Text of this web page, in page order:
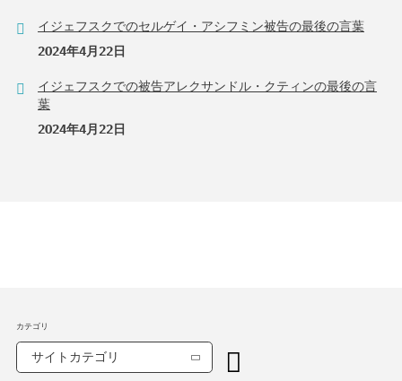
イジェフスクでのセルゲイ・アシフミン被告の最後の言葉
2024年4月22日
イジェフスクでの被告アレクサンドル・クティンの最後の言
葉
2024年4月22日
カテゴリ
サイトカテゴリ